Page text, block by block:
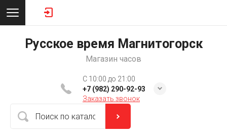
Русское время Магнитогорск
Магазин часов
C 10:00 до 21:00
+7 (982) 290-92-93
Заказать звонок